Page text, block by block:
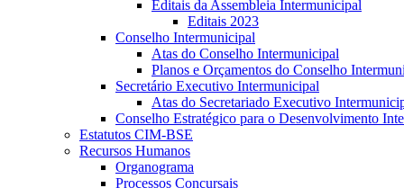
Editais da Assembleia Intermunicipal
Editais 2023
Conselho Intermunicipal
Atas do Conselho Intermunicipal
Planos e Orçamentos do Conselho
Secretário Executivo Intermunicipal
Atas do Secretariado Executivo
Conselho Estratégico para o Desenvolvimento
Estatutos CIM-BSE
Recursos Humanos
Organograma
Processos Concursais